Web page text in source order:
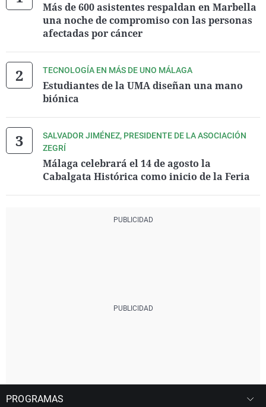
Más de 600 asistentes respaldan en Marbella
una noche de compromiso con las personas
afectadas por cáncer
TECNOLOGÍA EN MÁS DE UNO MÁLAGA
Estudiantes de la UMA diseñan una mano
biónica
SALVADOR JIMÉNEZ, PRESIDENTE DE LA ASOCIACIÓN
ZEGRÍ
Málaga celebrará el 14 de agosto la
Cabalgata Histórica como inicio de la Feria
PROGRAMAS